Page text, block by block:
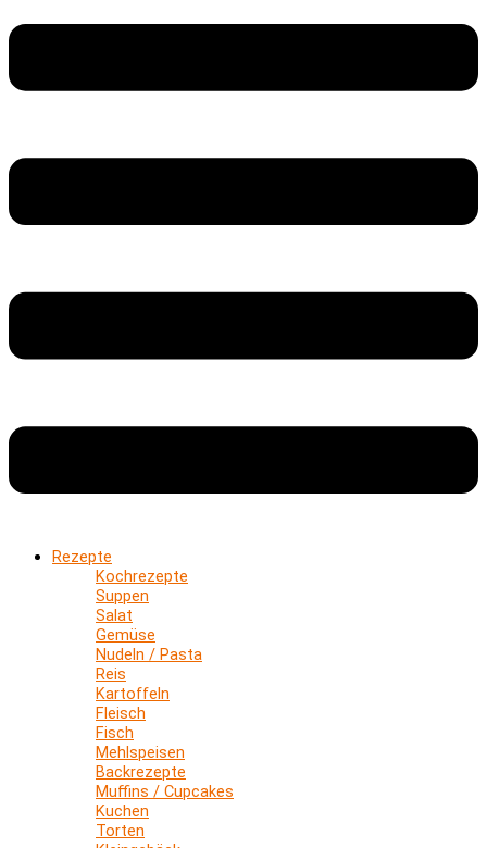
Rezepte
Kochrezepte
Suppen
Salat
Gemüse
Nudeln / Pasta
Reis
Kartoffeln
Fleisch
Fisch
Mehlspeisen
Backrezepte
Muffins / Cupcakes
Kuchen
Torten